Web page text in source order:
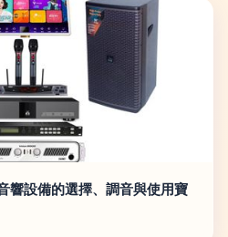
響設備的選擇、調音與使用寶